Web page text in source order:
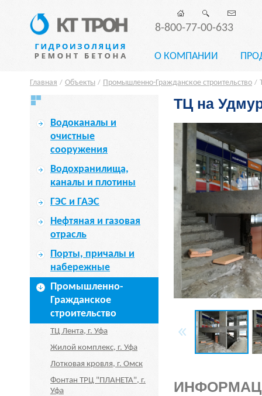
8-800-77-00-633
О КОМПАНИИ
Главная / Объекты / Промышленно-Гражданское строительство /
Водоканалы и
очистные
сооружения
Водохранилища,
каналы и плотины
ГЭС и ГАЭС
Нефтяная и газовая
отрасль
Порты, причалы и
набережные
Промышленно-
Гражданское
строительство
ТЦ Лента, г. Уфа
Жилой комплекс, г. Уфа
Лотковая кровля, г. Омск
Фонтан ТРЦ "ПЛАНЕТА", г.
Уфа
ТЦ на